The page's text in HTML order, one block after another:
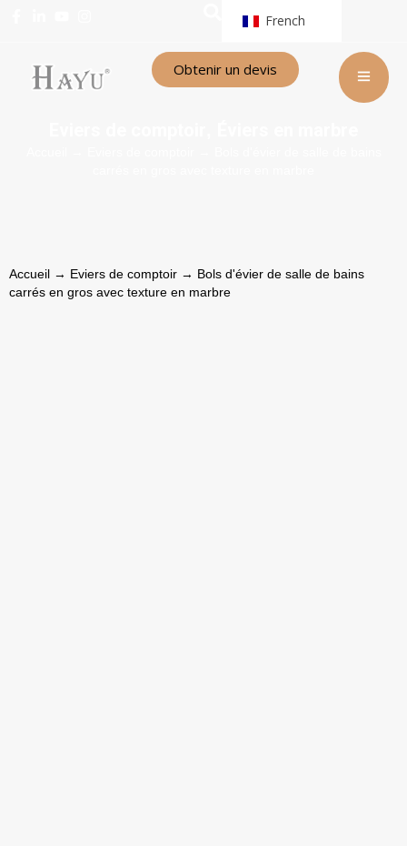
French
Obtenir un devis
Accueil → Eviers de comptoir → Bols d'évier de salle de bains
carrés en gros avec texture en marbre